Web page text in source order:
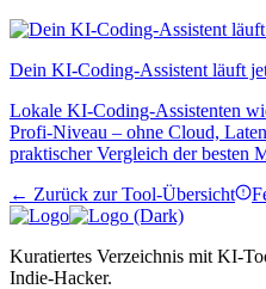
Dein KI-Coding-Assistent läuft
Lokale KI-Coding-Assistenten
Profi-Niveau – ohne Cloud,
praktischer Vergleich der besten
← Zurück zur Tool-Übersicht
Kuratiertes Verzeichnis mit KI-
Indie-Hacker.